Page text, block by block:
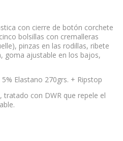
con cierre de botón corchete
bolsillas con cremalleras
pinzas en las rodillas, ribete
goma ajustable en los bajos,
Elastano 270grs. + Ripstop
tratado con DWR que repele el